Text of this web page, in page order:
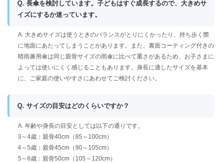
Q. 長傘を検討しています。子どもはすぐ成長するので、大きめサ
イズにするか迷っています。
A. 大きめサイズは使うときのバランスがとりにくかったり、持ち歩く際
に地面にあたってしまうことがあります。また、裏面コーティング付きの
晴雨兼用傘は同じ親骨サイズの雨傘に比べて重さがあるため、お子さまに
よっては使いにくく感じることもあります。身長に適したサイズを基本
に、ご家庭の使いやすさにあわせてご検討ください。
Q. サイズの目安はどのくらいですか？
A. 年齢や身長の目安としては以下の通りです。
3～4歳：親骨40cm（85～100cm）
4～5歳：親骨45cm（90～105cm）
5～6歳：親骨50cm（105～120cm）